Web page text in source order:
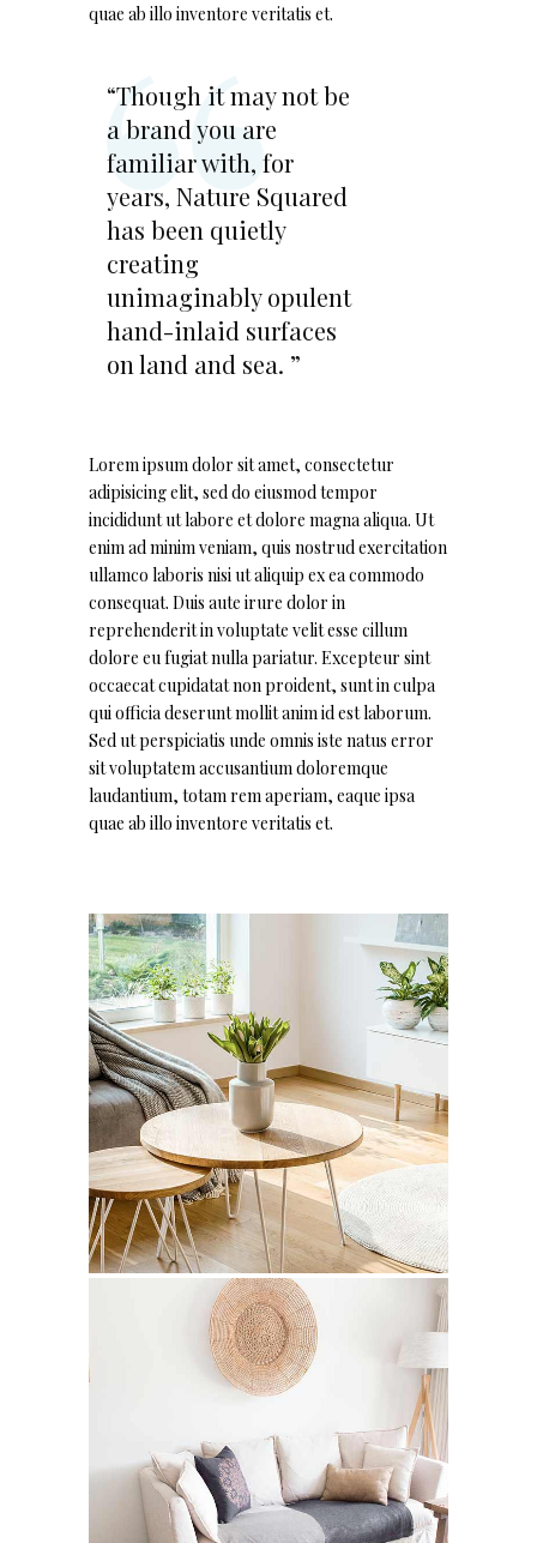
quae ab illo inventore veritatis et.
“Though it may not be
a brand you are
familiar with, for
years, Nature Squared
has been quietly
creating
unimaginably opulent
hand-inlaid surfaces
on land and sea. ”
Lorem ipsum dolor sit amet, consectetur
adipisicing elit, sed do eiusmod tempor
incididunt ut labore et dolore magna aliqua. Ut
enim ad minim veniam, quis nostrud exercitation
ullamco laboris nisi ut aliquip ex ea commodo
consequat. Duis aute irure dolor in
reprehenderit in voluptate velit esse cillum
dolore eu fugiat nulla pariatur. Excepteur sint
occaecat cupidatat non proident, sunt in culpa
qui officia deserunt mollit anim id est laborum.
Sed ut perspiciatis unde omnis iste natus error
sit voluptatem accusantium doloremque
laudantium, totam rem aperiam, eaque ipsa
quae ab illo inventore veritatis et.